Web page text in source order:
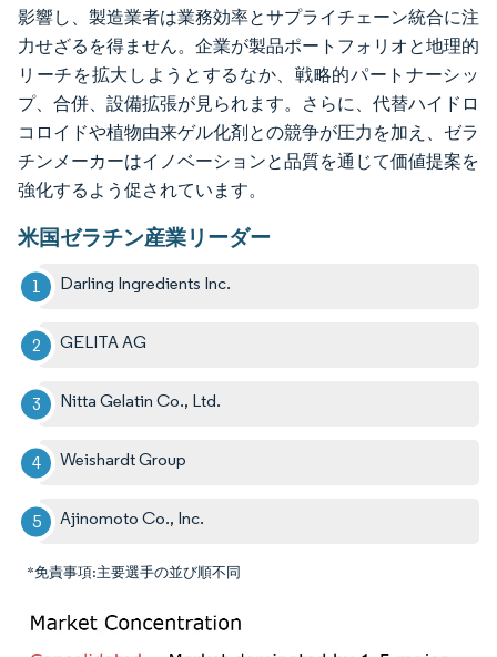
影響し、製造業者は業務効率とサプライチェーン統合に注
力せざるを得ません。企業が製品ポートフォリオと地理的
リーチを拡大しようとするなか、戦略的パートナーシッ
プ、合併、設備拡張が見られます。さらに、代替ハイドロ
コロイドや植物由来ゲル化剤との競争が圧力を加え、ゼラ
チンメーカーはイノベーションと品質を通じて価値提案を
強化するよう促されています。
米国ゼラチン産業リーダー
Darling Ingredients Inc.
GELITA AG
Nitta Gelatin Co., Ltd.
Weishardt Group
Ajinomoto Co., Inc.
*免責事項:主要選手の並び順不同